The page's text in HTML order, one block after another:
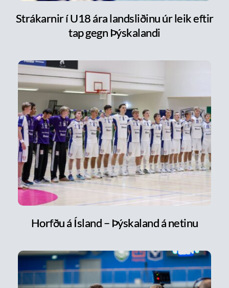
Strákarnir í U18 ára landsliðinu úr leik eftir
tap gegn Þýskalandi
Horfðu á Ísland – Þýskaland á netinu